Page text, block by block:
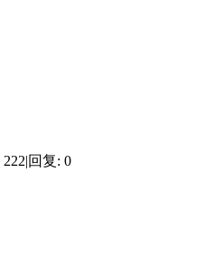
222|回复: 0